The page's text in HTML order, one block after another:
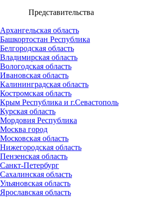
Представительства
Архангельская область
Башкортостан Республика
Белгородская область
Владимирская область
Вологодская область
Ивановская область
Калининградская область
Костромская область
Крым Республика и г.Севастополь
Курская область
Мордовия Республика
Москва город
Московская область
Нижегородская область
Пензенская область
Санкт-Петербург
Сахалинская область
Ульяновская область
Ярославская область